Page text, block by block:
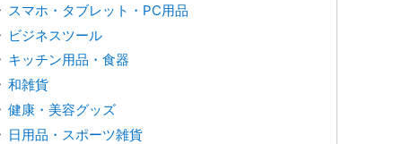
スマホ・タブレット・PC用品
ビジネスツール
キッチン用品・食器
和雑貨
健康・美容グッズ
日用品・スポーツ雑貨